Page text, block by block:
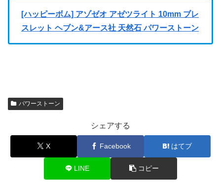
[ハッピーボム] アゾゼオ アゼツライト 10mm ブレ
スレット ヘブン&アース社 天然石 パワーストーン
パワーストーン
シェアする
X Facebook はてブ
LINE コピー